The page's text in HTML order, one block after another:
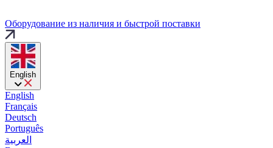
Оборудование из наличия и быстрой поставки
English
English
Français
Deutsch
Português
العربية